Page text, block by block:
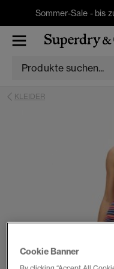
Sommer-Sale - bis
KLEIDER
Cookie Banner